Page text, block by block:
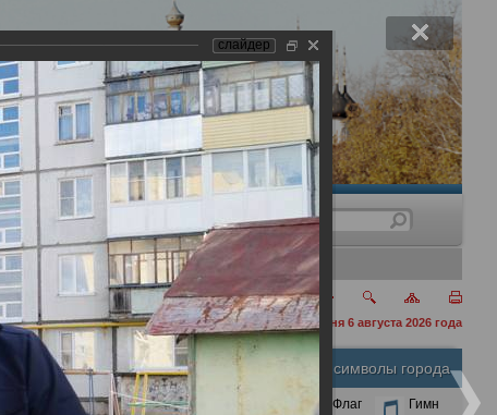
сегодня 6 августа 2026 года
и на Окружном шоссе
Размер шрифта: А А А
Официальные символы города
Флаг Гимн
слайдер